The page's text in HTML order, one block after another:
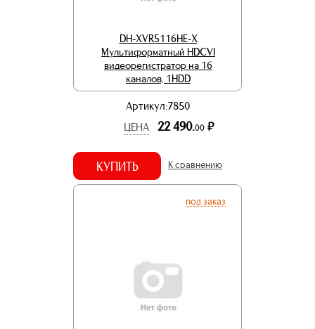
DH-XVR5116HE-X
Мультиформатный HDCVI
видеорегистратор на 16
каналов, 1HDD
Артикул:7850
ЦЕНА
22 490.00 р.
КУПИТЬ К сравнению
под заказ